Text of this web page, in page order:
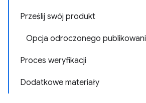
Prześlij swój produkt
Opcja odroczonego
Proces weryfikacji
Dodatkowe materiały